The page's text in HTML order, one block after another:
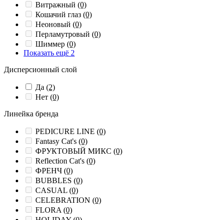
Витражный (0)
Кошачий глаз (0)
Неоновый (0)
Перламутровый (0)
Шиммер (0)
Показать ещё 2
Дисперсионный слой
Да (2)
Нет (0)
Линейка бренда
PEDICURE LINE (0)
Fantasy Cat's (0)
ФРУКТОВЫЙ МИКС (0)
Reflection Cat's (0)
ФРЕНЧ (0)
BUBBLES (0)
CASUAL (0)
CELEBRATION (0)
FLORA (0)